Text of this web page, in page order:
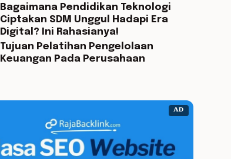
Bagaimana Pendidikan Teknologi
Ciptakan SDM Unggul Hadapi Era
Digital? Ini Rahasianya!
Tujuan Pelatihan Pengelolaan
Keuangan Pada Perusahaan
AD